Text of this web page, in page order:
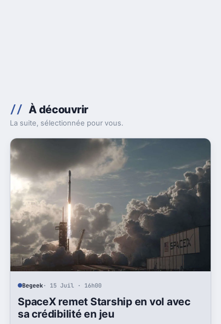
À découvrir
La suite, sélectionnée pour vous.
Begeek· 15 Juil · 16h00
SpaceX remet Starship en vol avec
sa crédibilité en jeu